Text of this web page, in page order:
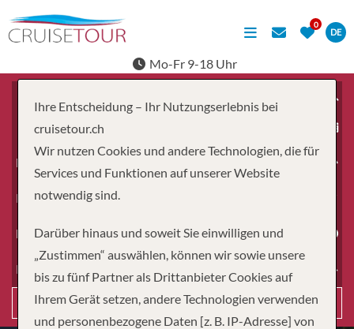
DE
Mo-Fr 9-18 Uhr
Erwachsene
Kinder
Dauer
Reiseart
Suchen
Ihre Entscheidung – Ihr Nutzungserlebnis bei
cruisetour.ch
Wir nutzen Cookies und andere Technologien, die für
Services und Funktionen auf unserer Website
notwendig sind.
Darüber hinaus und soweit Sie einwilligen und
„Zustimmen“ auswählen, können wir sowie unsere
bis zu fünf Partner als Drittanbieter Cookies auf
Ihrem Gerät setzen, andere Technologien verwenden
und personenbezogene Daten [z. B. IP-Adresse] von